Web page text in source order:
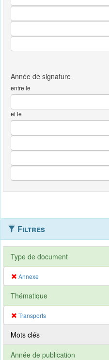
entre le
et le
Filtres
Type de document
Annexe
Thématique
Transports
Mots clés
Année de publication